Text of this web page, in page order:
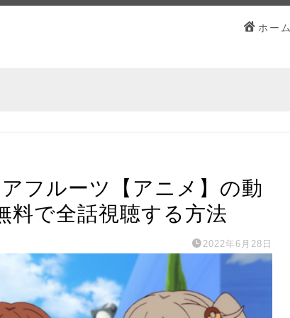
ホーム
フルーツ【アニメ】の動
料で全話視聴する方法
2022年6月28日